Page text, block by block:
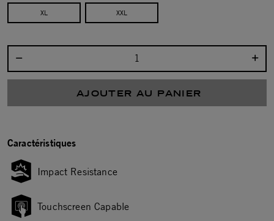
XL XXL
AJOUTER AU PANIER
Caractéristiques
Impact Resistance
Touchscreen Capable